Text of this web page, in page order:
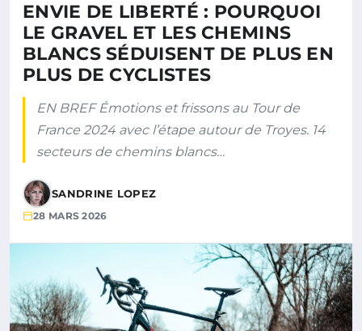
ENVIE DE LIBERTÉ : POURQUOI
LE GRAVEL ET LES CHEMINS
BLANCS SÉDUISENT DE PLUS EN
PLUS DE CYCLISTES
EN BREF Émotions et frissons au Tour de
France 2024 avec l’étape autour de Troyes. 14
secteurs de chemins blancs…
SANDRINE LOPEZ
28 MARS 2026